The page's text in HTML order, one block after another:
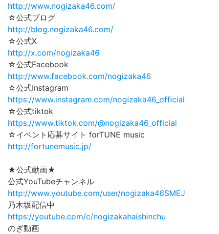
http://www.nogizaka46.com/
☆公式ブログ
http://blog.nogizaka46.com/
☆公式X
http://x.com/nogizaka46
☆公式Facebook
http://www.facebook.com/nogizaka46
☆公式Instagram
https://www.instagram.com/nogizaka46_official
☆公式tiktok
https://www.tiktok.com/@nogizaka46_official
☆イベント応募サイト forTUNE music
http://fortunemusic.jp/
★公式動画★
公式YouTubeチャンネル
http://www.youtube.com/user/nogizaka46SMEJ
乃木坂配信中
https://youtube.com/c/nogizakahaishinchu
のぎ動画